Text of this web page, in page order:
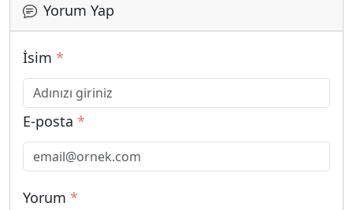
Yorum Yap
İsim *
E-posta *
Yorum *